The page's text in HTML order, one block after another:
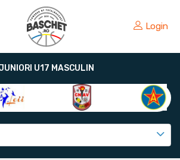
Login
U17 MASCULIN